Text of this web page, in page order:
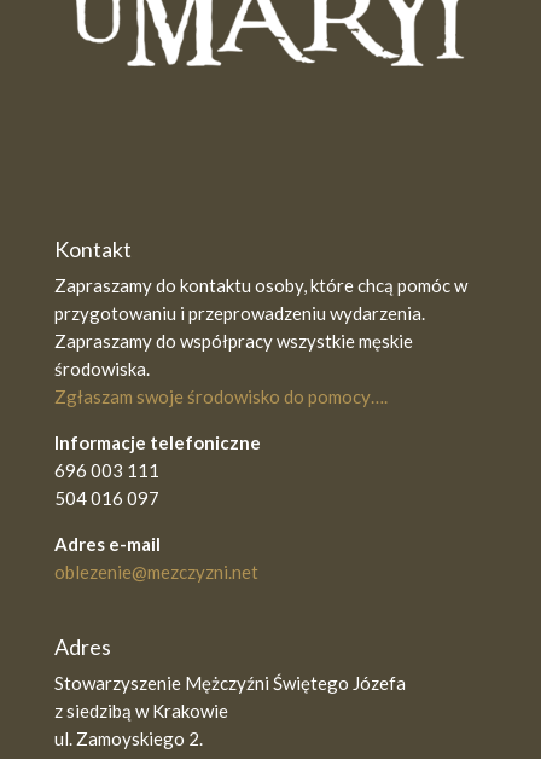
Kontakt
Zapraszamy do kontaktu osoby, które chcą pomóc w
przygotowaniu i przeprowadzeniu wydarzenia.
Zapraszamy do współpracy wszystkie męskie
środowiska.
Zgłaszam swoje środowisko do pomocy….
Informacje telefoniczne
696 003 111
504 016 097
Adres e-mail
oblezenie@mezczyzni.net
Adres
Stowarzyszenie Mężczyźni Świętego Józefa
z siedzibą w Krakowie
ul. Zamoyskiego 2.